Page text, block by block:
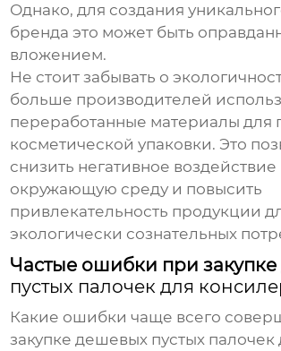
Однако, для создания
бренда это может быть
вложением.
Не стоит забывать о
больше производителей
переработанные материалы для
косметической упаковки. Это
снизить негативное воздействие
окружающую среду и повысить
привлекательность продукции
экологически сознательных
Частые ошибки при закупке
пустых палочек для
Какие ошибки чаще всего
закупкедешевых пустых палочек